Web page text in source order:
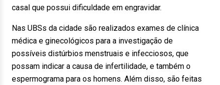
casal que possui dificuldade em engravidar.
Nas UBSs da cidade são realizados exames de clínica
médica e ginecológicos para a investigação de
possíveis distúrbios menstruais e infecciosos, que
possam indicar a causa de infertilidade, e também o
espermograma para os homens. Além disso, são feitas